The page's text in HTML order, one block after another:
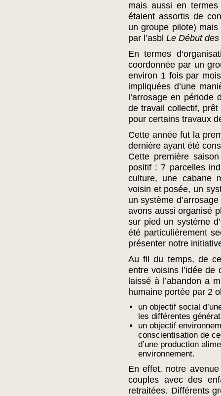
mais aussi en termes
étaient assortis de
un groupe pilote) mais
par l’asbl Le Début
En termes
coordonnée par un
environ 1 fois par
impliquées d’une
l’arrosage en
de travail collectif,
pour certains travaux
Cette année fut la
dernière ayant été
Cette première
positif : 7 parcelles
culture, une cabane
voisin et posée, un
un système
avons aussi organisé
sur pied un système
été particulièrement
présenter notre
Au fil du temps, de
entre voisins l’idée de
laissé à l’abandon a
humaine portée par 2
un objectif social
les différentes
un objectif
conscientisation de
d’une production
environnement.
En effet, notre
couples avec des
retraitées. Différents